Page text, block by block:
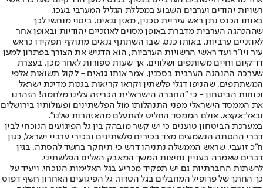
רשויות יהודים וערבים השבוע במכללת הגליל המערבי בעכו.
באותו הכנס נתן ראש עיריית סכנין, מאזן גנאים, ביטוי מוחשי לכך
שההנהגה הערבית מדברת באופן מסוים לאוזניים יהודיות ובאופן אחר
לאוזניים ערביות. באותו כנס, שבו השתתף גנאים מתוקף תפקידו כראש
עיר ויו"ר ועד ראשי הרשויות הערביות, הוא הדגיש את הצורך בפתרון למען
דו־קיום וחיים משותפים ושלווים. אך שעות ספורות לאחר מכן, בעצרת
שערכה ההנהגה הערבית בסכנין, אמר אותו גנאים - לקול תשואות אלפי
המשתתפים, שהניפו דגלי פלשתין וקראו קריאות בגנות מדינת ישראל
וכוחות הביטחון - כי "החברה הישראלית הכריזה עלינו מלחמה! הזהרנו
את הממסד הישראלי מפני התנהלותו מול הפלשתינים ופעולותיו בירושלים
ובאל־אקצא. אולם הממסד החליט להתעלם מהאזהרות שלנו".
במערכת הביטחון טוענים כי יש קשר מובהק בין גל הפיגועים הנוכחי לבין
דברי ההסתה הנשמעים מצד בכירים פלשתינים ובכירי ערביי ישראל, כגון
ח"כ זועבי, שראש הממשלה נתניהו דרש כי תיחקר בחשד להסתה, בגין
דברים שאמרה בעניין נחיצות המשך המאבק האלים הפלשתיני.
לרשתות החברתיות גם יש תפקיד מכריע בגל האלימות הנוכחי, ויעיד על
כך החתך של פרופיל המחבלים בגל הטרור. גל הפיגועים האחרון חשף דפוס